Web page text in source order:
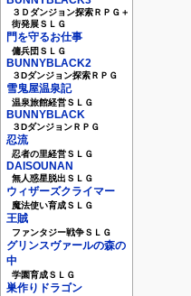
３Ｄダンジョン探索ＲＰＧ＋
街発展ＳＬＧ
門を守るお仕事
傭兵団ＳＬＧ
BUNNYBLACK2
３Dダンジョン探索ＲＰＧ
雪鬼屋温泉記
温泉旅館経営ＳＬＧ
BUNNYBLACK
３DダンジョンＲＰＧ
忍流
忍者の里経営ＳＬＧ
DAISOUNAN
無人惑星脱出ＳＬＧ
ウィザーズクライマー
魔法使い育成ＳＬＧ
王賊
ファンタジー戦争ＳＬＧ
グリンスヴァールの森の
中
学園育成ＳＬＧ
巣作りドラゴン